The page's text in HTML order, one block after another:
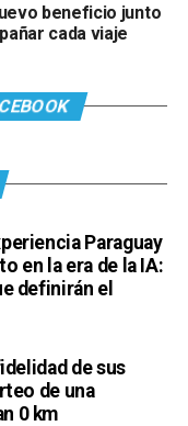
beneficio junto
cada viaje
Paraguay
en la era de la IA:
definirán el
de sus
de una
0 km